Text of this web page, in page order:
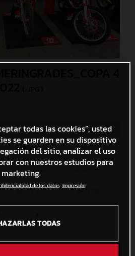
4
MEDIDAS TAMAÑO
3648 x 2736 4 MB
1200 x 901 459,6 KB
600 x 451 164,3 KB
todas las cookies”, usted
se guarden en su dispositivo
del sitio, analizar el uso
con nuestros estudios para
marketing.
de los datos Impresión
TODAS